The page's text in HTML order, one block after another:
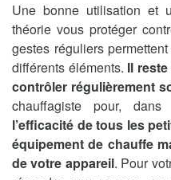
Une bonne utilisation et
théorie vous protéger
gestes réguliers
différents éléments. Il
contrôler régulièrement
chauffagiste pour,
l’efficacité de tous les
équipement de chauffe
de votre appareil. Pour